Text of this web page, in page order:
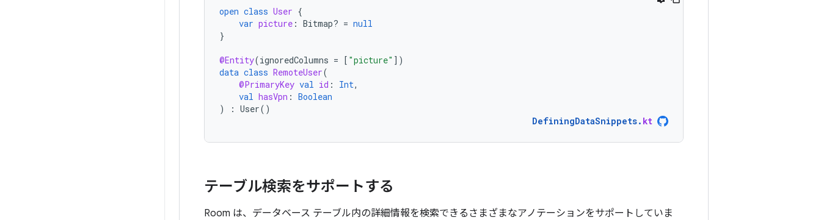
open class User {
var picture : Bitmap? = null
}
@Entity(ignoredColumns = [ "picture" ] )
data class RemoteUser(
@PrimaryKey val id : Int,
val hasVpn : Boolean
)
: User()
DefiningDataSnippets. kt
テーブル検索をサポートする
Room は、データベース テーブル内の詳細情報を検索できるさまざまなアノテーションをサポートしていま